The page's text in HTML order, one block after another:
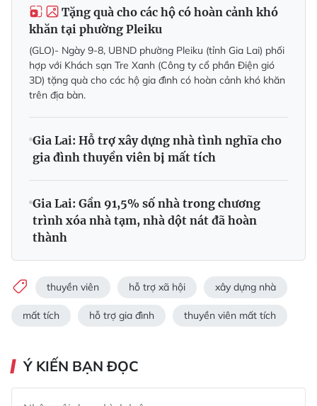
Tặng quà cho các hộ có hoàn cảnh khó
khăn tại phường Pleiku
(GLO)- Ngày 9-8, UBND phường Pleiku (tỉnh Gia Lai) phối
hợp với Khách sạn Tre Xanh (Công ty cổ phần Điện gió
3D) tặng quà cho các hộ gia đình có hoàn cảnh khó khăn
trên địa bàn.
Gia Lai: Hỗ trợ xây dựng nhà tình nghĩa cho
gia đình thuyền viên bị mất tích
Gia Lai: Gần 91,5% số nhà trong chương
trình xóa nhà tạm, nhà dột nát đã hoàn
thành
thuyền viên hỗ trợ xã hội xây dựng nhà
mất tích hỗ trợ gia đình thuyền viên mất tích
Ý KIẾN BẠN ĐỌC